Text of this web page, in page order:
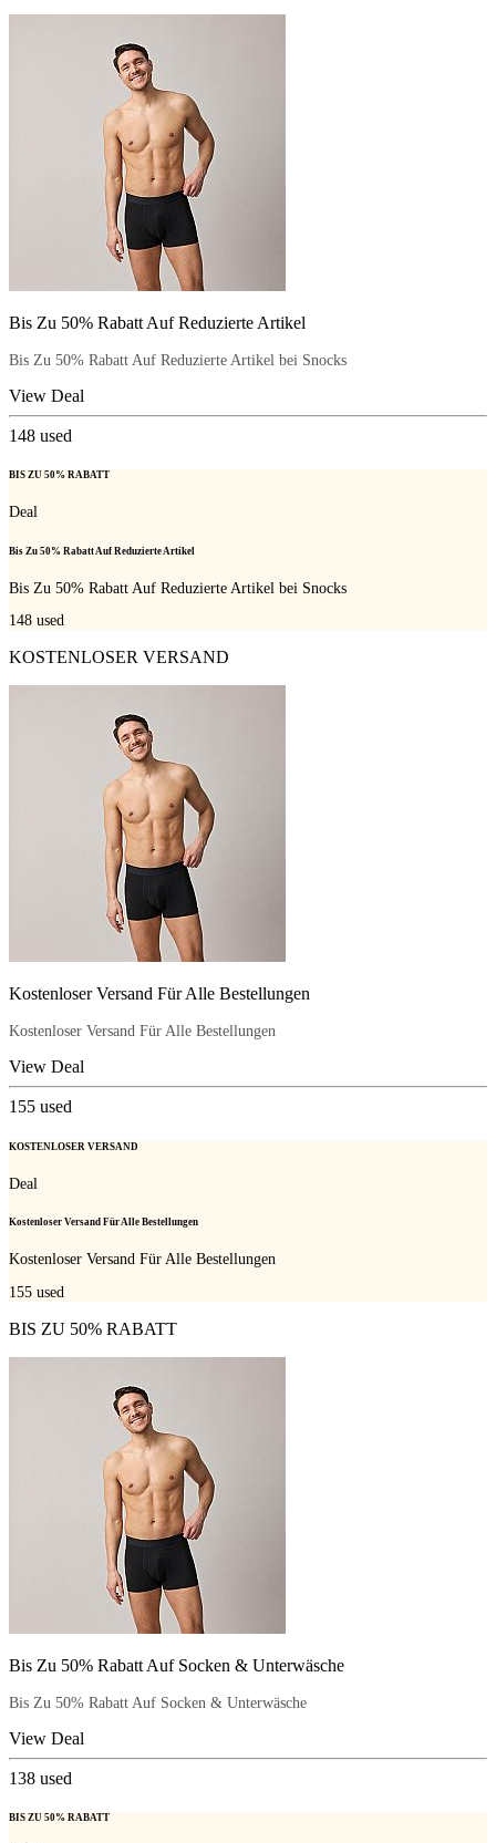
Bis Zu 50% Rabatt Auf Reduzierte Artikel
Bis Zu 50% Rabatt Auf Reduzierte Artikel bei Snocks
View Deal
148 used
BIS ZU 50% RABATT
Deal
Bis Zu 50% Rabatt Auf Reduzierte Artikel
Bis Zu 50% Rabatt Auf Reduzierte Artikel bei Snocks
148 used
KOSTENLOSER VERSAND
Kostenloser Versand Für Alle Bestellungen
Kostenloser Versand Für Alle Bestellungen
View Deal
155 used
KOSTENLOSER VERSAND
Deal
Kostenloser Versand Für Alle Bestellungen
Kostenloser Versand Für Alle Bestellungen
155 used
BIS ZU 50% RABATT
Bis Zu 50% Rabatt Auf Socken & Unterwäsche
Bis Zu 50% Rabatt Auf Socken & Unterwäsche
View Deal
138 used
BIS ZU 50% RABATT